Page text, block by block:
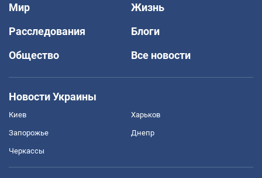
Мир
Жизнь
Расследования
Блоги
Общество
Все новости
Новости Украины
Киев Харьков
Запорожье Днепр
Черкассы